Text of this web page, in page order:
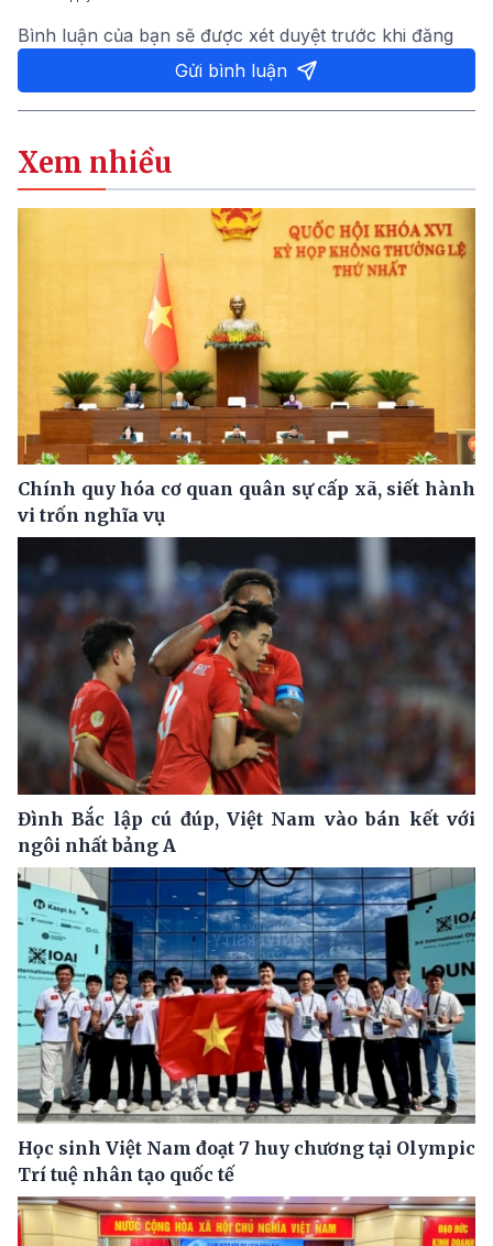
Bình luận của bạn sẽ được xét duyệt trước khi đăng
Gửi bình luận
Xem nhiều
Chính quy hóa cơ quan quân sự cấp xã, siết hành
vi trốn nghĩa vụ
Đình Bắc lập cú đúp, Việt Nam vào bán kết với
ngôi nhất bảng A
Học sinh Việt Nam đoạt 7 huy chương tại Olympic
Trí tuệ nhân tạo quốc tế